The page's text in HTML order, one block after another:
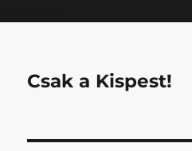
Csak a Kispest!